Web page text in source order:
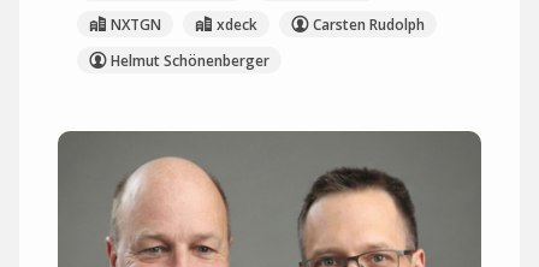
NXTGN
xdeck
Carsten Rudolph
Helmut Schönenberger